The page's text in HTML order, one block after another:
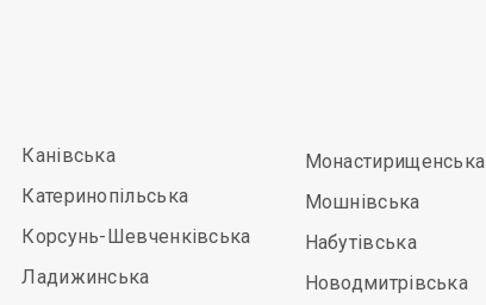
Канівська
Катеринопільська
Корсунь-Шевченківська
Ладижинська
Монастирищенська
Мошнівська
Набутівська
Новодмитрівська